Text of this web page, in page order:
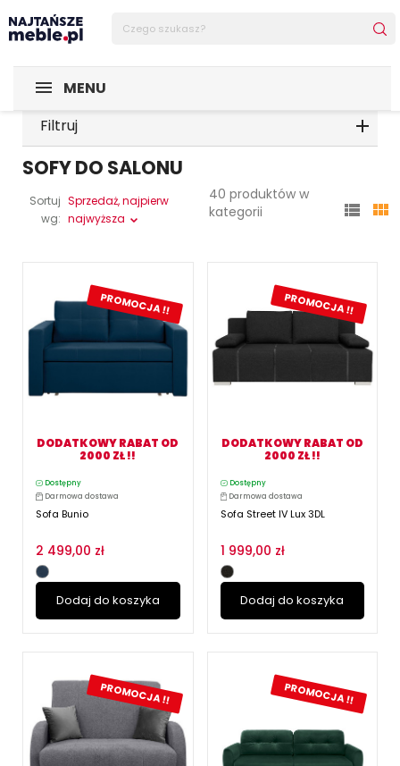
MENU
Filtruj
SOFY DO SALONU
Sortuj
wg:
Sprzedaż, najpierw
najwyższa
40 produktów w
kategorii
 
PROMOCJA !!
DODATKOWY RABAT OD
2000 ZŁ !!
Dostępny
Darmowa dostawa
Sofa Bunio
2 499,00 zł
Dodaj do koszyka
PROMOCJA !!
DODATKOWY RABAT OD
2000 ZŁ !!
Dostępny
Darmowa dostawa
Sofa Street IV Lux 3DL
1 999,00 zł
Dodaj do koszyka
PROMOCJA !! PROMOCJA !!